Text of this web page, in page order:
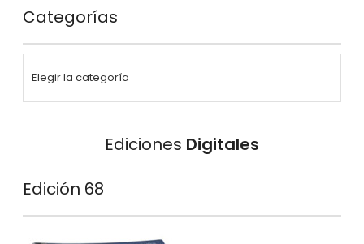
Categorías
Ediciones Digitales
Edición 68